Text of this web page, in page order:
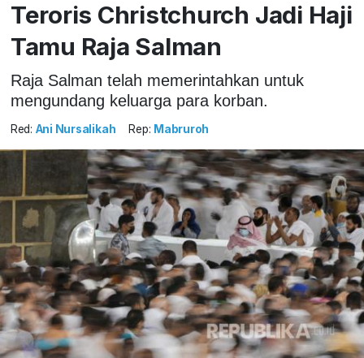
Teroris Christchurch Jadi Haji
Tamu Raja Salman
Raja Salman telah memerintahkan untuk
mengundang keluarga para korban.
Red: Ani Nursalikah Rep: Mabruroh